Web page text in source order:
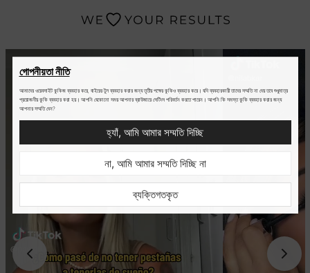
গোপনীয়তা নীতি
আমাদের ওয়েবসাইট কুকিজ ব্যবহার করে, বাইরের টুল ব্যবহার করার জন্য তৃতীয় পক্ষের কুকিও ব্যবহার করে। যদি ব্যবহারকারী তাদের সম্মতি না দেয় তবে শুধুমাত্র
প্রয়োজনীয় কুকি ব্যবহার করা হয়। আপনি যেকোনো সময় আপনার ব্রাউজারে সেটিংস পরিবর্তন করতে পারেন। আপনি কি সমস্ত কুকি ব্যবহার করার জন্য
আপনার সম্মতি দেন?
হ্যাঁ, আমি আমার সম্মতি দিচ্ছি
না, আমি আমার সম্মতি দিচ্ছি না
ব্যক্তিগতকৃত